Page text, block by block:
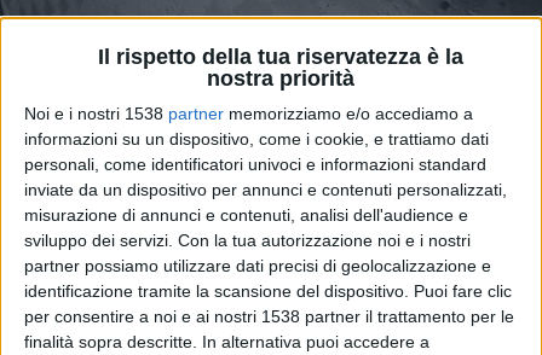
Il rispetto della tua riservatezza è la
nostra priorità
Noi e i nostri 1538 partner memorizziamo e/o accediamo a
informazioni su un dispositivo, come i cookie, e trattiamo dati
personali, come identificatori univoci e informazioni standard
inviate da un dispositivo per annunci e contenuti personalizzati,
misurazione di annunci e contenuti, analisi dell'audience e
sviluppo dei servizi. Con la tua autorizzazione noi e i nostri
partner possiamo utilizzare dati precisi di geolocalizzazione e
identificazione tramite la scansione del dispositivo. Puoi fare clic
per consentire a noi e ai nostri 1538 partner il trattamento per le
finalità sopra descritte. In alternativa puoi accedere a
Foto di Pescara
FESTE E TRADIZIONI